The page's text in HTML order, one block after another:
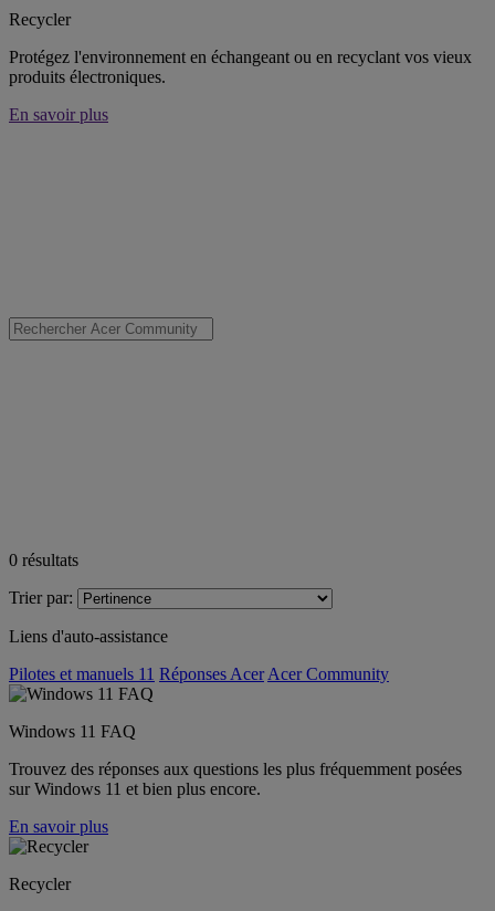
Recycler
Protégez l'environnement en échangeant ou en recyclant vos vieux
produits électroniques.
En savoir plus
0 résultats
Trier par:
Liens d'auto-assistance
Pilotes et manuels 11 Réponses Acer Acer Community
Windows 11 FAQ
Trouvez des réponses aux questions les plus fréquemment posées
sur Windows 11 et bien plus encore.
En savoir plus
Recycler